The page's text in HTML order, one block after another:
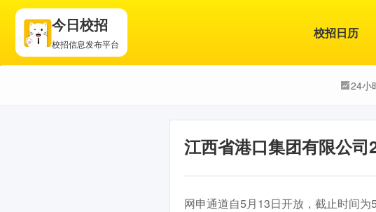
今日校招
校招信息发布平台
校招日历
24小
江西省港口集团有限公
网申通道自5月13日开放，截止时间